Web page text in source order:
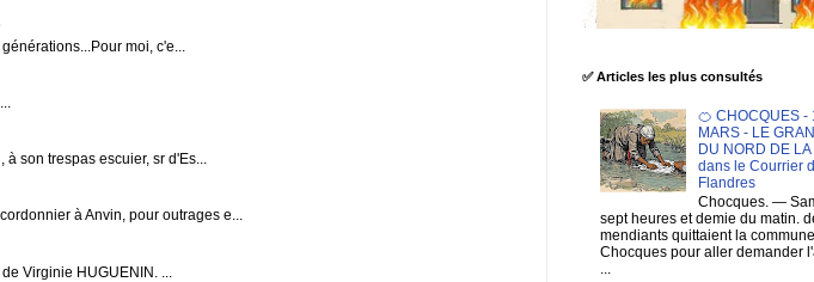
moi, c'e...
son trespas escuier, sr d'Es...
à Anvin, pour outrages e...
Virginie HUGUENIN. ...
✅ Articles les plus consultés
🍊 CHOCQUES -
MARS - LE
DU NORD DE
dans le Courrier
Flandres
Chocques. —
sept heures et demie du matin.
mendiants quittaient la
Chocques pour aller demander
...